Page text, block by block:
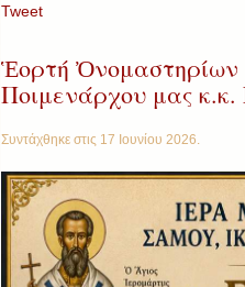
Tweet
Ἑορτή Ὀνομαστηρίων
Ποιμενάρχου μας κ.κ.
Συντάχθηκε στις 17 Ιουνίου 2026.